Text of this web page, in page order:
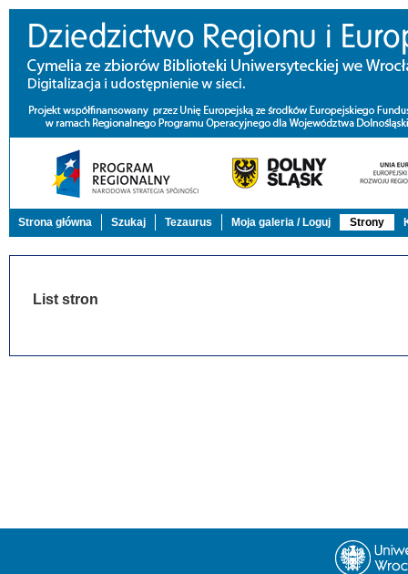
Strona główna Szukaj Tezaurus Moja galeria / Loguj Strony
List stron